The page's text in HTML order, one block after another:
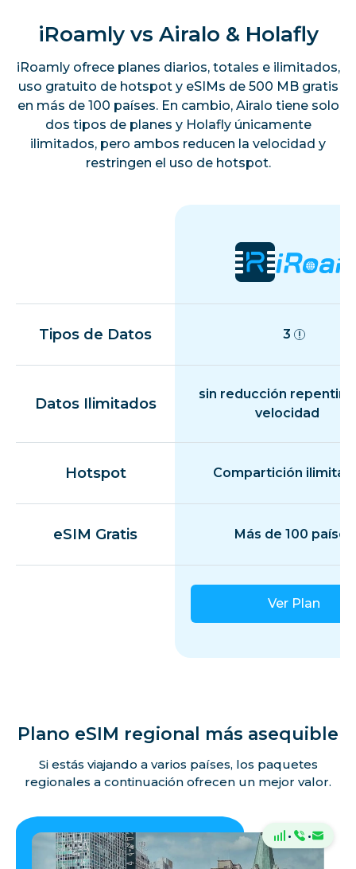
iRoamly vs Airalo & Holafly
iRoamly ofrece planes diarios, totales e ilimitados,
uso gratuito de hotspot y eSIMs de 500 MB gratis
en más de 100 países. En cambio, Airalo tiene solo
dos tipos de planes y Holafly únicamente
ilimitados, pero ambos reducen la velocidad y
restringen el uso de hotspot.
Tipos de Datos 3
Datos Ilimitados
sin reducción
velocidad
Hotspot Compartición
eSIM Gratis Más de 100 países
Ver Plan
Plano eSIM regional más asequible
Si estás viajando a varios países, los paquetes
regionales a continuación ofrecen un mejor valor.
· ·